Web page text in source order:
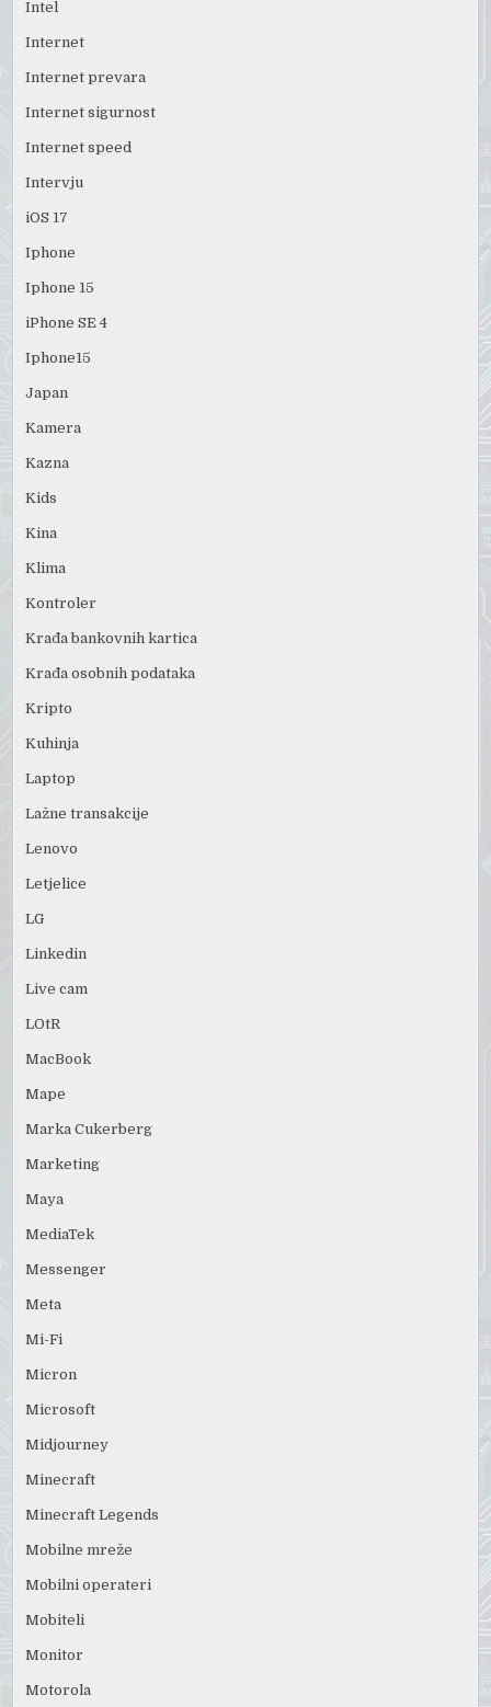
Intel
Internet
Internet prevara
Internet sigurnost
Internet speed
Intervju
iOS 17
Iphone
Iphone 15
iPhone SE 4
Iphone15
Japan
Kamera
Kazna
Kids
Kina
Klima
Kontroler
Krađa bankovnih kartica
Krađa osobnih podataka
Kripto
Kuhinja
Laptop
Lažne transakcije
Lenovo
Letjelice
LG
Linkedin
Live cam
LOtR
MacBook
Mape
Marka Cukerberg
Marketing
Maya
MediaTek
Messenger
Meta
Mi-Fi
Micron
Microsoft
Midjourney
Minecraft
Minecraft Legends
Mobilne mreže
Mobilni operateri
Mobiteli
Monitor
Motorola